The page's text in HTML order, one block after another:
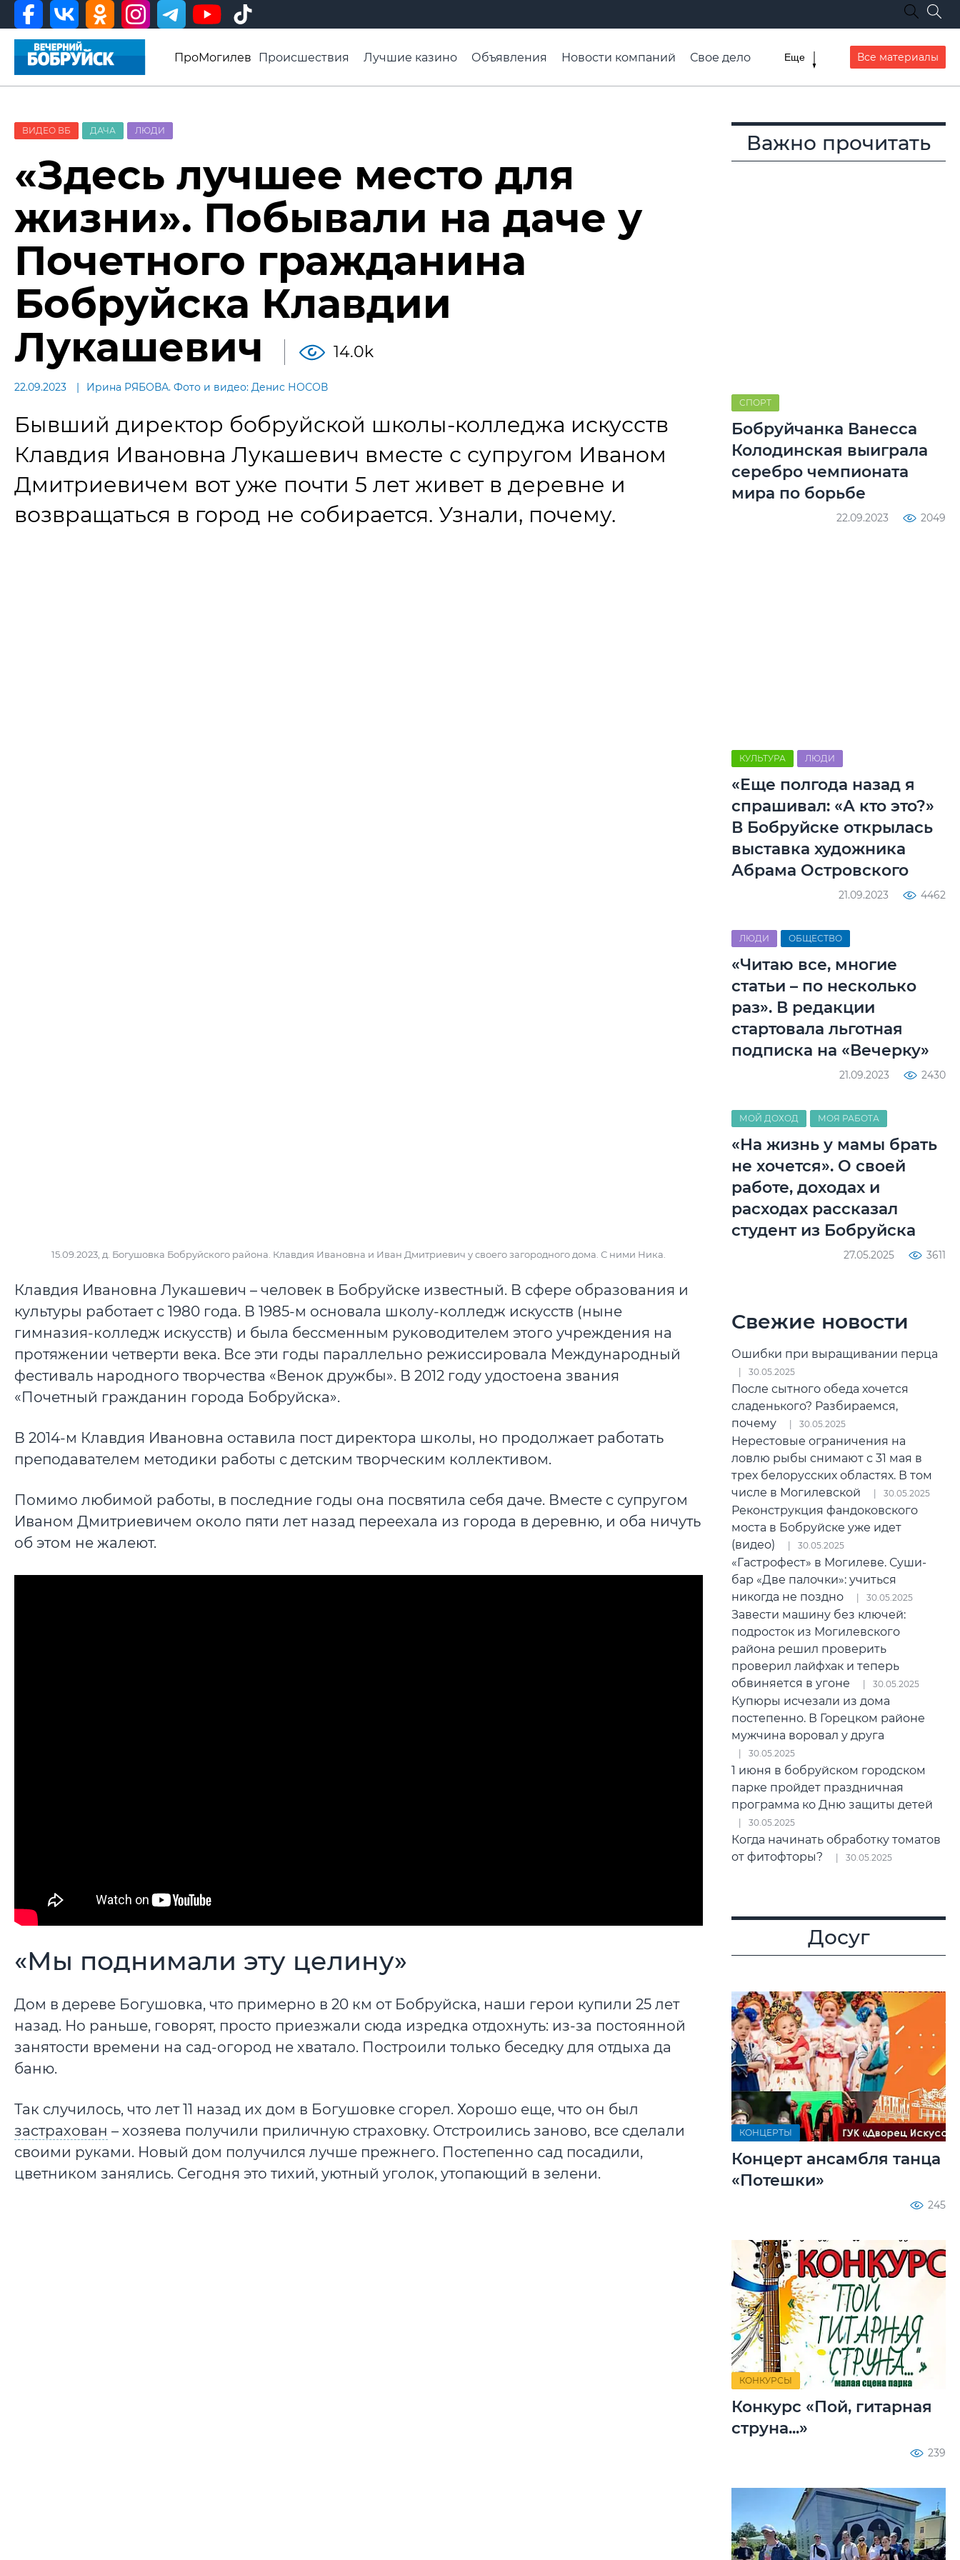
ПроМогилев Происшествия Лучшие казино Объявления Новости компаний
Свое дело
Видео ВБ
Еще Все материалы
ВИДЕО ВБ ДАЧА ЛЮДИ
«Здесь лучшее место для
жизни». Побывали на даче у
Почетного гражданина
Бобруйска Клавдии
Лукашевич
14.0k
22.09.2023 Ирина РЯБОВА. Фото и видео: Денис НОСОВ
Бывший директор бобруйской школы-колледжа искусств
Клавдия Ивановна Лукашевич вместе с супругом Иваном
Дмитриевичем вот уже почти 5 лет живет в деревне и
возвращаться в город не собирается. Узнали, почему.
15.09.2023, д. Богушовка Бобруйского района. Клавдия Ивановна и Иван Дмитриевич у своего загородного дома. С ними Ника.
Клавдия Ивановна Лукашевич – человек в Бобруйске известный. В сфере образования и
культуры работает с 1980 года. В 1985-м основала школу-колледж искусств (ныне
гимназия-колледж искусств) и была бессменным руководителем этого учреждения на
протяжении четверти века. Все эти годы параллельно режиссировала Международный
фестиваль народного творчества «Венок дружбы». В 2012 году удостоена звания
«Почетный гражданин города Бобруйска».
В 2014-м Клавдия Ивановна оставила пост директора школы, но продолжает работать
преподавателем методики работы с детским творческим коллективом.
Помимо любимой работы, в последние годы она посвятила себя даче. Вместе с супругом
Иваном Дмитриевичем около пяти лет назад переехала из города в деревню, и оба ничуть
об этом не жалеют.
«Мы поднимали эту целину»
Дом в дереве Богушовка, что примерно в 20 км от Бобруйска, наши герои купили 25 лет
назад. Но раньше, говорят, просто приезжали сюда изредка отдохнуть: из-за постоянной
занятости времени на сад-огород не хватало. Построили только беседку для отдыха да
баню.
Так случилось, что лет 11 назад их дом в Богушовке сгорел. Хорошо еще, что он был
застрахован – хозяева получили приличную страховку. Отстроились заново, все сделали
своими руками. Новый дом получился лучше прежнего. Постепенно сад посадили,
цветником занялись. Сегодня это тихий, уютный уголок, утопающий в зелени.
Важно прочитать
СПОРТ
Бобруйчанка Ванесса
Колодинская выиграла
серебро чемпионата
мира по борьбе
22.09.2023 2049
КУЛЬТУРА ЛЮДИ
«Еще полгода назад я
спрашивал: «А кто это?»
В Бобруйске открылась
выставка художника
Абрама Островского
21.09.2023 4462
ЛЮДИ ОБЩЕСТВО
«Читаю все, многие
статьи – по несколько
раз». В редакции
стартовала льготная
подписка на «Вечерку»
21.09.2023 2430
МОЙ ДОХОД МОЯ РАБОТА
«На жизнь у мамы брать
не хочется». О своей
работе, доходах и
расходах рассказал
студент из Бобруйска
27.05.2025 3611
Свежие новости
Ошибки при выращивании перца
30.05.2025
После сытного обеда хочется
сладенького? Разбираемся,
почему
30.05.2025
Нерестовые ограничения на
ловлю рыбы снимают с 31 мая в
трех белорусских областях. В том
числе в Могилевской
30.05.2025
Реконструкция фандоковского
моста в Бобруйске уже идет
(видео)
30.05.2025
«Гастрофест» в Могилеве. Суши-
бар «Две палочки»: учиться
никогда не поздно
30.05.2025
Завести машину без ключей:
подросток из Могилевского
района решил проверить
проверил лайфхак и теперь
обвиняется в угоне
30.05.2025
Купюры исчезали из дома
постепенно. В Горецком районе
мужчина воровал у друга
30.05.2025
1 июня в бобруйском городском
парке пройдет праздничная
программа ко Дню защиты детей
30.05.2025
Когда начинать обработку томатов
от фитофторы?
30.05.2025
Досуг
КОНЦЕРТЫ
Концерт ансамбля танца
«Потешки»
245
КОНКУРСЫ
Конкурс «Пой, гитарная
струна...»
239